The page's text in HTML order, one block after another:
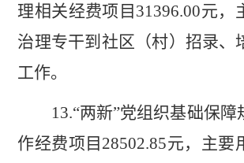
理相关经费项目 31396.00元，
治理专干到社区（村） 招录、
工作。
13.“两新”党组织基础保障
作经费项目 28502.85元，主要